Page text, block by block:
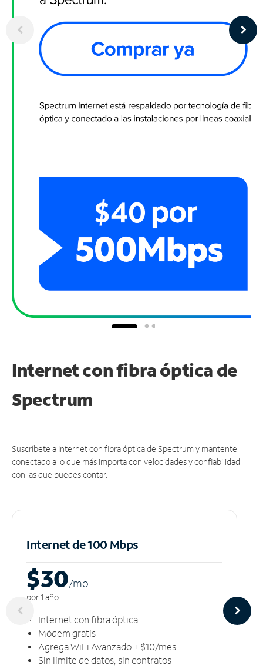
Internet con fibra óptica de
Spectrum
Suscríbete a Internet con fibra óptica de Spectrum y mantente
conectado a lo que más importa con velocidades y confiabilidad
con las que puedes contar.
Internet de 100 Mbps
$30/mo
por 1 año
Internet con fibra óptica
Módem gratis
Agrega WiFi Avanzado + $10/mes
Sin límite de datos, sin contratos